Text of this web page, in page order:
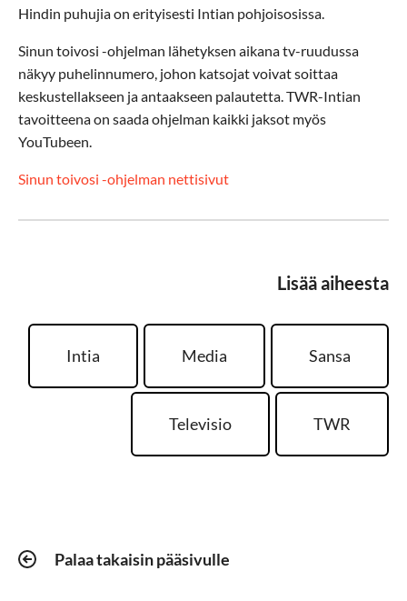
Hindin puhujia on erityisesti Intian pohjoisosissa.
Sinun toivosi -ohjelman lähetyksen aikana tv-ruudussa
näkyy puhelinnumero, johon katsojat voivat soittaa
keskustellakseen ja antaakseen palautetta. TWR-Intian
tavoitteena on saada ohjelman kaikki jaksot myös
YouTubeen.
Sinun toivosi -ohjelman nettisivut
Lisää aiheesta
Intia Media Sansa
Televisio TWR
Palaa takaisin pääsivulle